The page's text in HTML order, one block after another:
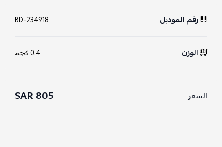
رقم الموديل BD-234918
الوزن 0.4 كجم
السعر 805 SAR